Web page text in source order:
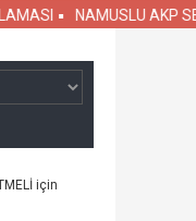
NAMUSLU AKP
için